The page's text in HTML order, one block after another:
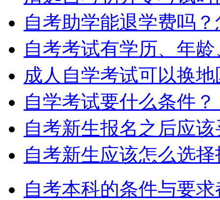
自考助学能退学费吗
自考考试有学历、年
成人自学考试可以换
自学考试要什么条件？
自考新生报名之后应
自考新生应该怎么选
自考本科的条件与要